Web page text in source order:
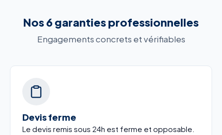
Nos 6 garanties professionnelles
Engagements concrets et vérifiables
Devis ferme
Le devis remis sous 24h est ferme et opposable.